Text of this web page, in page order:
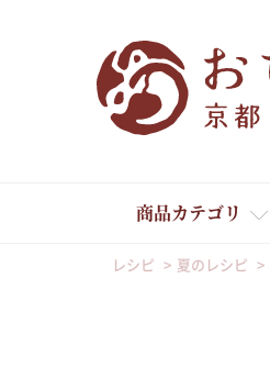
商品カテゴリ
レシピ 夏のレシピ